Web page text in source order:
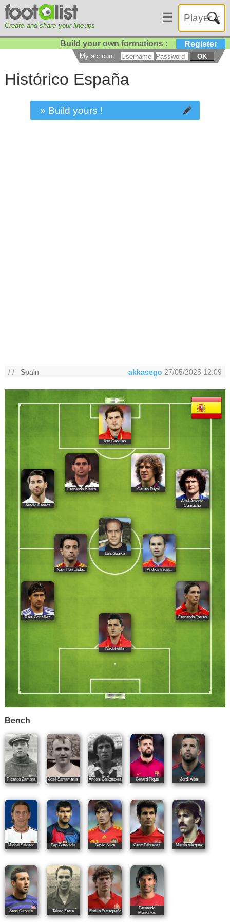
Create and share your lineups
☰
Build your own formations : Register
My account OK
Histórico España
» Build yours !
/ / Spain akkasego 27/05/2025 12:09
Iker Casillas
Sergio Ramos
Fernando Hierro Carles Puyol
José Antonio
Camacho
Luis Suárez
Xavi Hernández Andrés Iniesta
Fernando Torres
Raúl González
David Villa
Bench
Ricardo Zamora José Santamaría Andoni Goikoetxea Gerard Piqué Jordi Alba
Míchel Salgado Pep Guardiola David Silva Cesc Fàbregas Martín Vázquez
Santi Cazorla Telmo Zarra Emilio Butragueño
Fernando
Morientes